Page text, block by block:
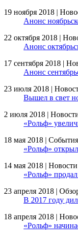
19 ноября 2018 |
Анонс
22 октября 2018 |
Анонс
17 сентября 2018 |
Анонс
23 июля 2018 |
Вышел в свет
2 июля 2018 |
«Рольф»
18 мая 2018 | События
«Рольф»
14 мая 2018 | Новости
«Рольф»
23 апреля 2018 |
В 2017 году
18 апреля 2018 |
«Рольф»